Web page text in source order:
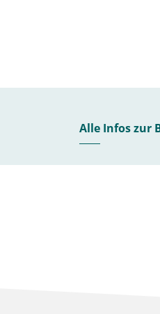
Alle Infos zur